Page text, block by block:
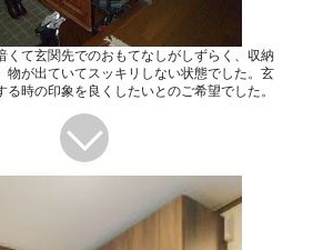
くて玄関先でのおもてなしがしずらく、収納
物が出ていてスッキリしない状態でした。玄
る時の印象を良くしたいとのご希望でした。